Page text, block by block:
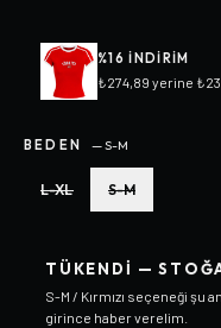
%16 INDIRIM
₺274,89 yerine
BEDEN —S-M
L-XL S-M
TÜKENDI —
S-M / Kırmızı seçeneği şu
girince haber verelim.